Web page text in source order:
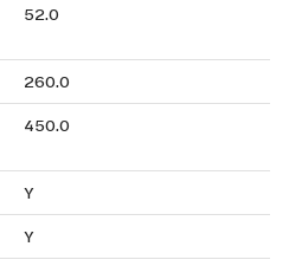
52.0
260.0
450.0
Y
Y